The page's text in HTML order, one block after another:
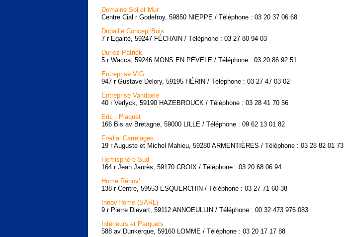
Domaine Sol et Mur
Centre Cial r Godefroy, 59850 NIEPPE / Téléphone : 03 20 37 06 68
Dubaille Concept'Bois
7 r Egalité, 59247 FÉCHAIN / Téléphone : 03 27 80 94 03
Duriez Patrick
5 r Wacca, 59246 MONS EN PÉVÈLE / Téléphone : 03 20 86 92 51
Entreprise VIG
947 r Gustave Delory, 59195 HÉRIN / Téléphone : 03 27 47 03 02
Entreprise Vandaele
40 r Verlyck, 59190 HAZEBROUCK / Téléphone : 03 28 41 70 56
Eric . Plaquet
166 Bis av Bretagne, 59000 LILLE / Téléphone : 09 62 13 01 82
Fredial Carrelages
19 r Auguste et Michel Mahieu, 59280 ARMENTIÈRES / Téléphone : 03 28 82 01 73
Hemisphère Sud
164 r Jean Jaurès, 59170 CROIX / Téléphone : 03 20 68 06 94
Home Rénov'
138 r Centre, 59553 ESQUERCHIN / Téléphone : 03 27 71 60 38
Innov'Home (SARL)
9 r Pierre Dievart, 59112 ANNOEULLIN / Téléphone : 00 32 473 976 083
Intérieurs et Parquets
588 av Dunkerque, 59160 LOMME / Téléphone : 03 20 17 17 88